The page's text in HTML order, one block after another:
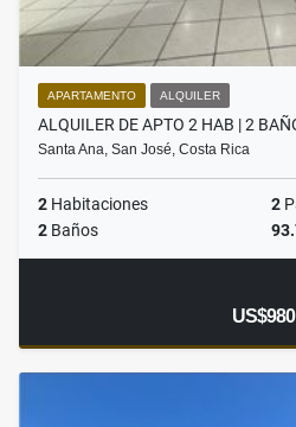
APARTAMENTO ALQUILER
ALQUILER DE APTO 2 HAB | 2
Santa Ana, San José, Costa Rica
2 Habitaciones 2
2 Baños
US$980